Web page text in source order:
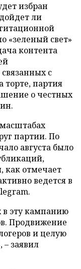
избран
ли
«зеленый свет»
контента
с
торте, партия
о честных
партии. По
августа было
как отмечает
ведется в
в эту кампанию
Продвижение
и целую
– заявил